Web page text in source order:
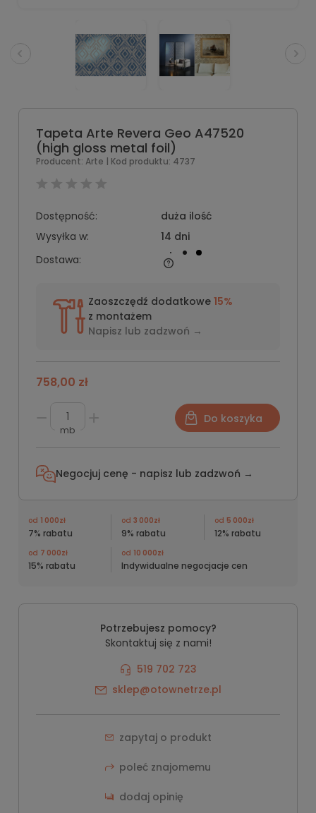
Tapeta Arte Revera Geo A47520
(high gloss metal foil)
Producent: Arte | Kod produktu: 4737
Dostępność:
duża ilość
Wysyłka w:
14 dni
Dostawa:
Zaoszczędź dodatkowe 15%
z montażem
Napisz lub zadzwoń →
758,00 zł
mb
Do koszyka
Negocjuj cenę - napisz lub zadzwoń →
od 1 000zł
7% rabatu
od 3 000zł
9% rabatu
od 5 000zł
12% rabatu
od 7 000zł
15% rabatu
od 10 000zł
Indywidualne negocjacje cen
Potrzebujesz pomocy?
Skontaktuj się z nami!
519 702 723
sklep@otownetrze.pl
zapytaj o produkt
poleć znajomemu
dodaj opinię